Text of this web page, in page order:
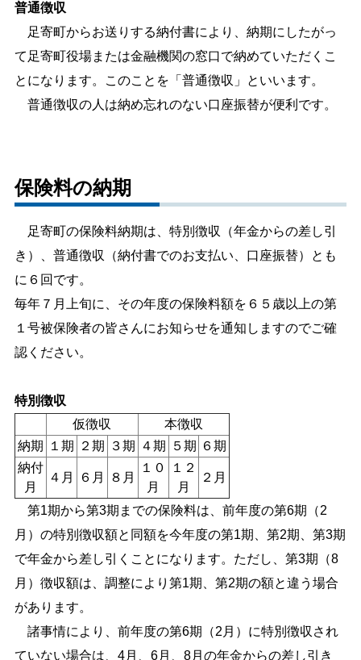
普通徴収
足寄町からお送りする納付書により、納期にしたがっ
て足寄町役場または金融機関の窓口で納めていただくこ
とになります。このことを「普通徴収」といいます。
普通徴収の人は納め忘れのない口座振替が便利です。
保険料の納期
足寄町の保険料納期は、特別徴収（年金からの差し引
き）、普通徴収（納付書でのお支払い、口座振替）とも
に６回です。
毎年７月上旬に、その年度の保険料額を６５歳以上の第
１号被保険者の皆さんにお知らせを通知しますのでご確
認ください。
特別徴収
仮徴収
本徴収
納期
１期 ２期 ３期 ４期 ５期
６期
納付
月
４月 ６月 ８月
１０
月
１２
月
２月
第1期から第3期までの保険料は、前年度の第6期（2
月）の特別徴収額と同額を今年度の第1期、第2期、第3期
で年金から差し引くことになります。ただし、第3期（8
月）徴収額は、調整により第1期、第2期の額と違う場合
があります。
諸事情により、前年度の第6期（2月）に特別徴収され
ていない場合は、4月、6月、8月の年金からの差し引き